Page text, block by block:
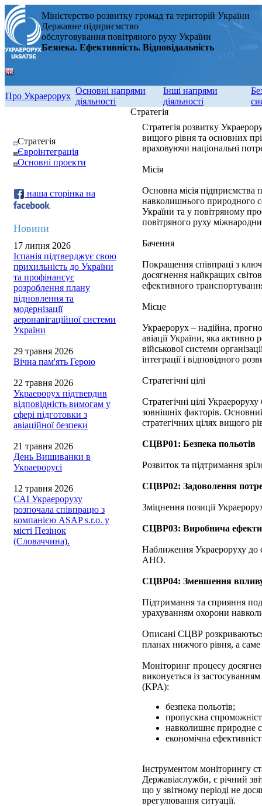
Міністерство розвитку громад та територій України
Державне підприємство
обслуговування повітряного руху України
Безпека. Ефективність. Відповідальність
Про Украерорух
Основні напрями
діяльності
Інші напрями
діяльності
Стратегія
Євроінтеграція
Основні проекти
наша сторінка на
Новини
17 липня 2026
Іспанія підтверджує свою
прихильність до України
та профінансує
розроблення плану
відновлення та
модернізації
аеронавігаційної системи
України
29 травня 2026
Вічна пам'ять Герою
22 травня 2026
Украерорух підтвердив
відповідність вимогам у
сфері підготовки з
авіаційної безпеки
21 травня 2026
День Вишиванки в
Украерорусі
12 травня 2026
САІ Украероруху
розпочала співпрацю з
компанією ASAP s.r.o. у
місті Пезінок
(Словаччина).
Стратегія
Стратегія розвитку
вищого рівня та основних
враховуючи національні
Місія
Основна місія підприємства
навколишнього природного
України та у повітряному
повітряного руху
Бачення
Покращення співпраці з
досягнення найкращих
ефективного
Місце
Украерорух – надійна,
авіації України, яка
військової системи
інтеграції і відповідного
Стратегічні цілі
Стратегічні цілі
зовнішніх факторів.
стратегічних цілях вищого
СЦВР01: Безпека польотів
Розвиток та підтримання
СЦВР02: Задоволення
Зміцнення позиції
СЦВР03: Виробнича
Наближення Украероруху до
АНО.
СЦВР04: Зменшення
Підтримання та сприяння
урахуванням охорони
Описані СЦВР розкриваються
планах нижчого рівня, а саме
Моніторинг процесу
виконується із
(KPA):
безпека польотів;
пропускна
навколишнє природне
економічна
Інструментом моніторингу
Державіаслужби, є річний
що у звітному періоді не
врегулювання ситуації.